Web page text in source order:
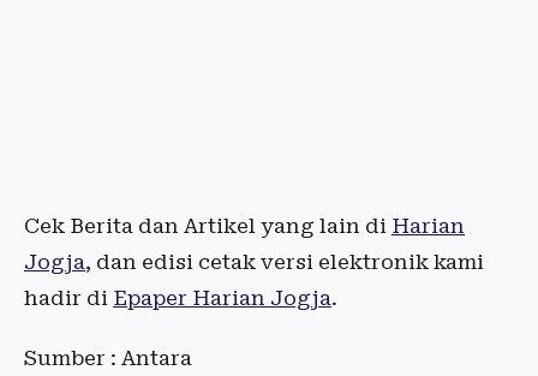
Cek Berita dan Artikel yang lain di Harian
Jogja, dan edisi cetak versi elektronik kami
hadir di Epaper Harian Jogja.
Sumber : Antara